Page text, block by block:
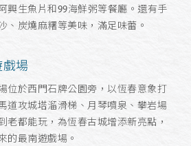
興生魚片和99海鮮粥等餐廳。還有手
、炭燒麻糬等美味，滿足味蕾。
場
位於西門石牌公園旁，以恆春意象打
道攻城塔溜滑梯、月琴噴泉、攀岩場
老都能玩，為恆春古城增添新亮點，
的最南遊戲場。